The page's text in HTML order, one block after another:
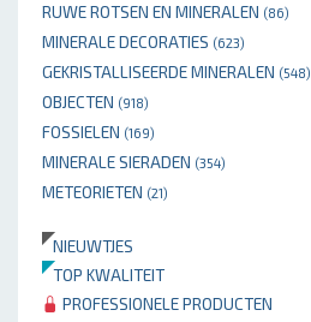
RUWE ROTSEN EN MINERALEN (86)
MINERALE DECORATIES (623)
GEKRISTALLISEERDE MINERALEN (548)
OBJECTEN (918)
FOSSIELEN (169)
MINERALE SIERADEN (354)
METEORIETEN (21)
NIEUWTJES
TOP KWALITEIT
PROFESSIONELE PRODUCTEN